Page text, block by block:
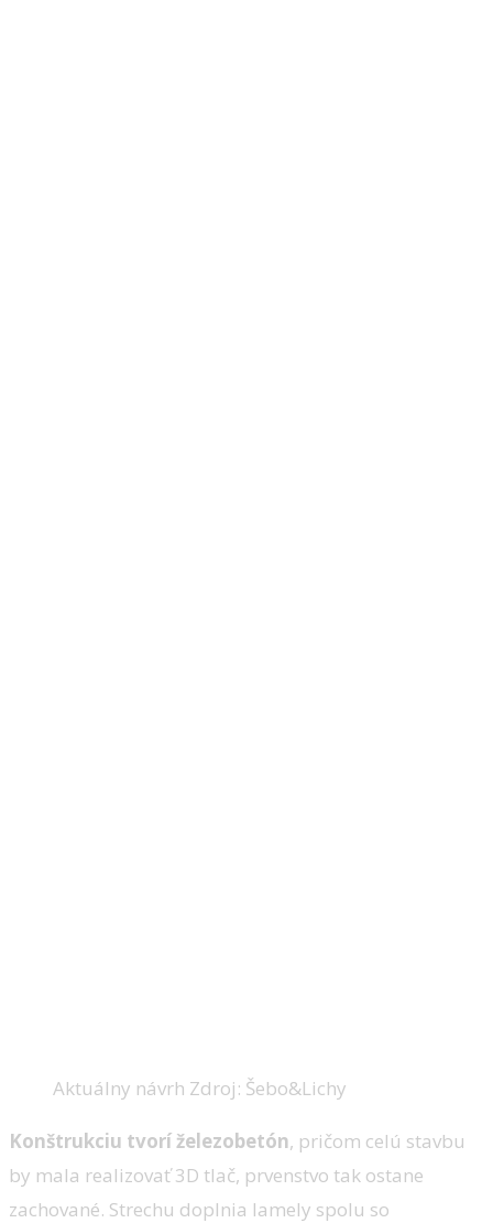
Aktuálny návrh Zdroj: Šebo&Lichy
Konštrukciu tvorí železobetón, pričom celú stavbu
by mala realizovať 3D tlač, prvenstvo tak ostane
zachované. Strechu doplnia lamely spolu so